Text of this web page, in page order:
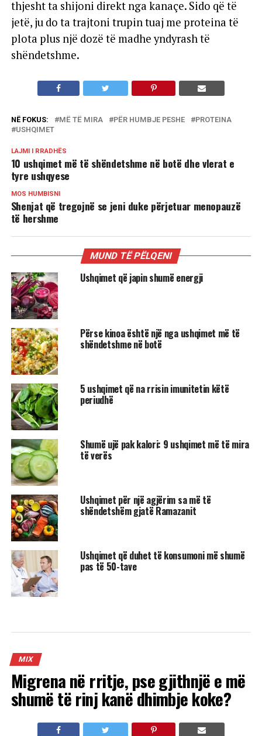
thjesht ta shijoni direkt nga kanaçe. Sido që të
jetë, ju do ta trajtoni trupin tuaj me proteina të
plota plus një dozë të madhe yndyrash të
shëndetshme.
NË FOKUS: MË TË MIRA PËR HUMBJE PESHE
PROTEINA
USHQIMET
LAJMI I RRADHËS
10 ushqimet më të shëndetshme në botë dhe vlerat e
tyre ushqyese
MOS HUMBISNI
Shenjat që tregojnë se jeni duke përjetuar menopauzë
të hershme
MUND TË PËLQENI
Ushqimet që japin shumë energji
Përse kinoa është një nga ushqimet më të
shëndetshme në botë
5 ushqimet që na rrisin imunitetin këtë
periudhë
Shumë ujë pak kalori: 9 ushqimet më të mira
të verës
Ushqimet për një agjërim sa më të
shëndetshëm gjatë Ramazanit
Ushqimet që duhet të konsumoni më shumë
pas të 50-tave
MIX
Migrena në rritje, pse gjithnjë e më
shumë të rinj kanë dhimbje koke?